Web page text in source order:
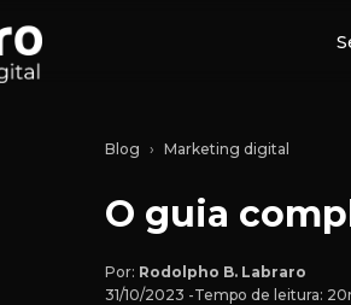
Blog Marketing digital
O guia
Por: Rodolpho B. Labraro
31/10/2023 -Tempo de leitura: